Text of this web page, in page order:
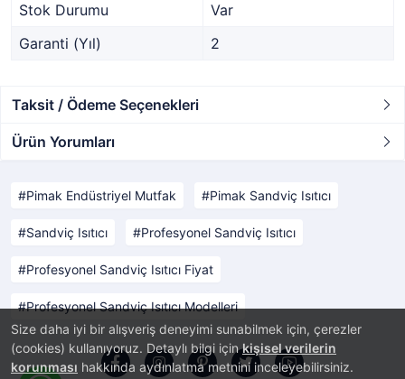
Size daha iyi bir alışveriş deneyimi sunabilmek için, çerezler
(cookies) kullanıyoruz. Detaylı bilgi içinkişisel verilerin
korunması hakkında aydınlatma metnini inceleyebilirsiniz.
Stok Durumu
Var
Garanti (Yıl)
2
Taksit / Ödeme Seçenekleri
Ürün Yorumları
Pimak Endüstriyel Mutfak Pimak Sandviç Isıtıcı
Sandviç Isıtıcı Profesyonel Sandviç Isıtıcı
Profesyonel Sandviç Isıtıcı Fiyat
Profesyonel Sandviç Isıtıcı Modelleri